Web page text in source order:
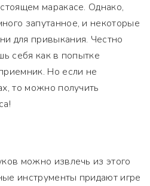
маракасе. Однако,
запутанное, и некоторые
для привыкания. Честно
себя как в попытке
Но если не
то можно получить
можно извлечь из этого
инструменты придают игре